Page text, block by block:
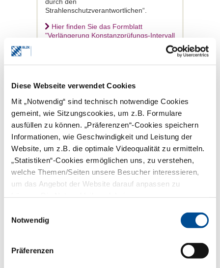
Diese Webseite verwendet Cookies
Mit „Notwendig“ sind technisch notwendige Cookies
gemeint, wie Sitzungscookies, um z.B. Formulare
ausfüllen zu können. „Präferenzen“-Cookies speichern
Informationen, wie Geschwindigkeit und Leistung der
Website, um z.B. die optimale Videoqualität zu ermitteln.
„Statistiken“-Cookies ermöglichen uns, zu verstehen,
welche Themen/Seiten unsere Besucher interessieren,
um das Angebot der Website darauf anpassen zu
Notwendig
Präferenzen
Strahlenschutzverantwortlichen“.
Hier finden Sie das Formblatt
"Verlängerung Konstanzprüfungs-Intervall
Strahlenschutzverantwortlichen" (PDF |
diesem Zeitpunkt bei diesem
drei Monate durchgeführt werden bis
eine Konstanzprüfung nicht mehr in allen
Bereichen korrekt ist oder bis zu einer
Reparatur oder einer wesentlichen
Änderung (zum Beispiel
Strahlerwechsel). Dann muss wieder
jeden Monat eine Konstanzprüfung
erfolgen. Wenn anschließend wieder drei
völlig korrekte Konstanzprüfungen
vorliegen, verlängert der
Formblatt.
Filmverarbeitung,